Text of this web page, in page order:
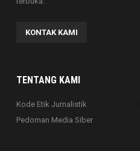
KONTAK KAMI
TENTANG KAMI
Kode Etik Jurnalistik
Pedoman Media Siber